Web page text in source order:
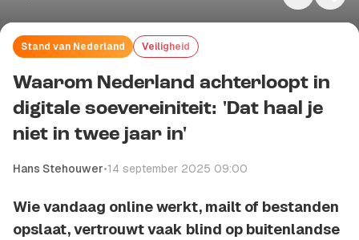
Stand van Nederland Veiligheid
Waarom Nederland achterloopt in
digitale soevereiniteit: 'Dat haal je
niet in twee jaar in'
Hans Stehouwer•14 september 2025 09:00
Wie vandaag online werkt, mailt of bestanden
opslaat, vertrouwt vaak blind op buitenlandse